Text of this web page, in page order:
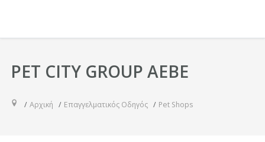
PET CITY GROUP ΑΕΒΕ
Αρχική Επαγγελματικός Οδηγός Pet Shops